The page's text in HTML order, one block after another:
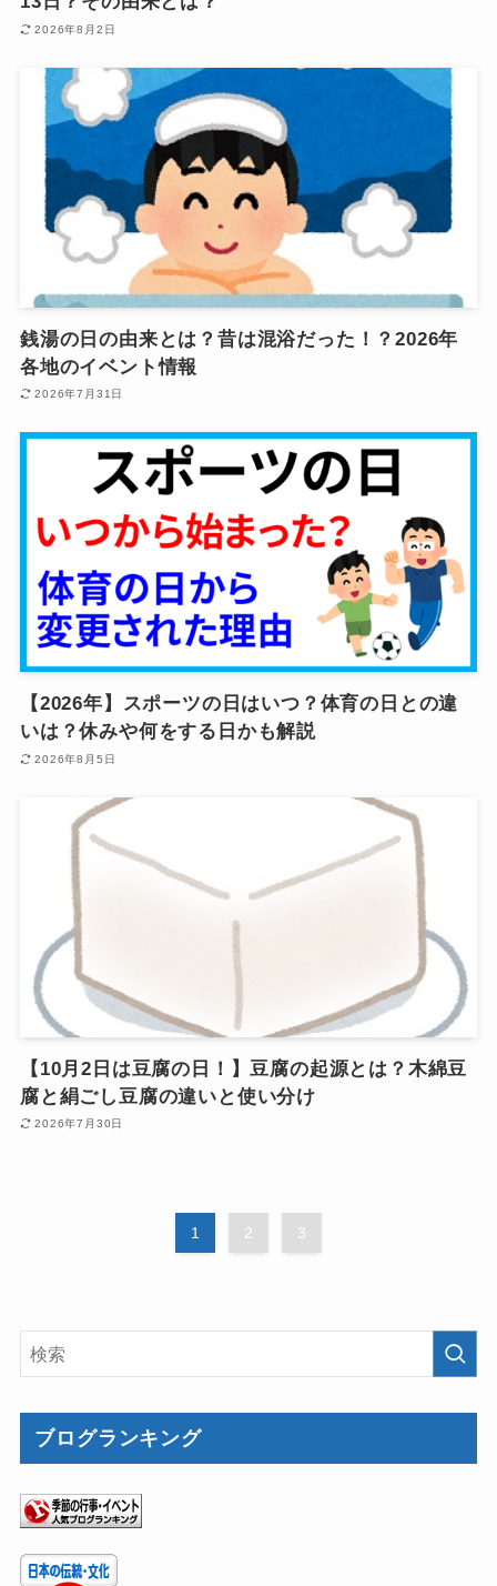
2026年8月2日
銭湯の日の由来とは？昔は混浴だった！？2026年
各地のイベント情報
2026年7月31日
【2026年】スポーツの日はいつ？体育の日との違
いは？休みや何をする日かも解説
2026年8月5日
【10月2日は豆腐の日！】豆腐の起源とは？木綿豆
腐と絹ごし豆腐の違いと使い分け
2026年7月30日
1 2 3
ブログランキング